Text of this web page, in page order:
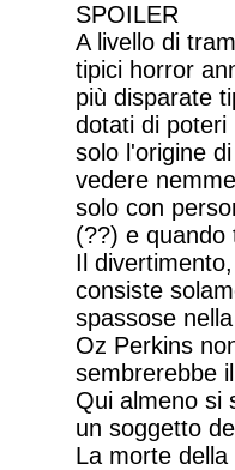
SPOILER
A livello di
tipici horror
più disparate
dotati di poteri
solo l'origine
vedere
solo con
(??) e quando
Il
consiste
spassose
Oz Perkins
sembrerebbe
Qui almeno si
un soggetto
La morte